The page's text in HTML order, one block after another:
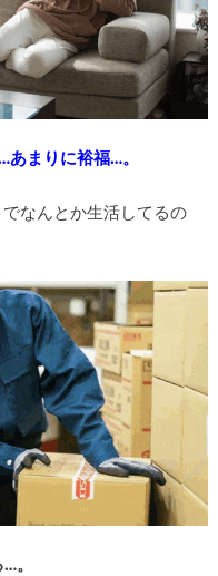
まりに裕福…。
でなんとか生活してるの
。